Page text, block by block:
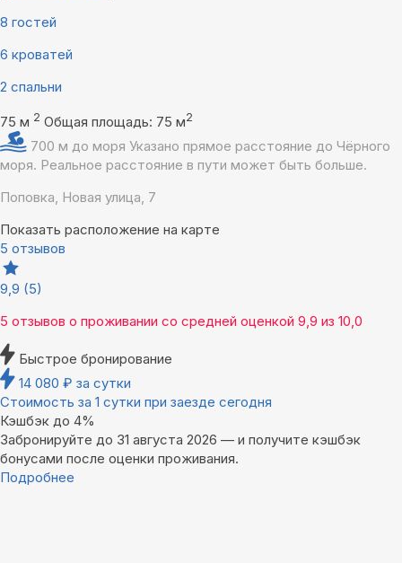
8 гостей
6 кроватей
2 спальни
75 м 2 Общая площадь: 75 м2
700 м до моря Указано прямое расстояние до Чёрного
моря. Реальное расстояние в пути может быть больше.
Поповка, Новая улица, 7
Показать расположение на карте
5 отзывов
9,9 (5)
5 отзывов о проживании со средней оценкой 9,9 из 10,0
Быстрое бронирование
14 080 ₽ за сутки
Стоимость за 1 сутки при заезде сегодня
Кэшбэк до 4%
Забронируйте до 31 августа 2026 — и получите кэшбэк
бонусами после оценки проживания.
Подробнее